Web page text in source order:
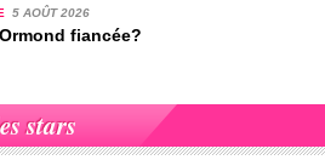
5 AOÛT 2026
fiancée?
stars